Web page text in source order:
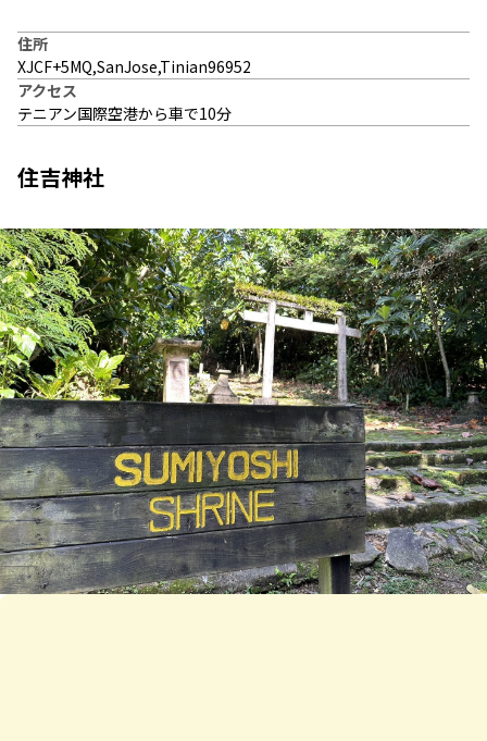
住所
XJCF+5MQ,SanJose,Tinian96952
アクセス
テニアン国際空港から車で10分
住吉神社